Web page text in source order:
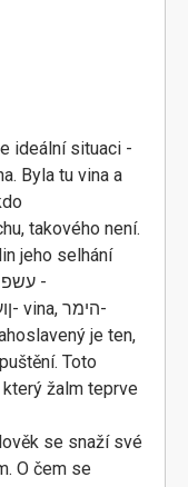
ideální situaci -
Byla tu vina a
takového není.
jeho selhání
(velmi rozsáhlé: čtyři různé pojmy עשפ -
je ten,
Toto
žalm teprve
se snaží své
O čem se